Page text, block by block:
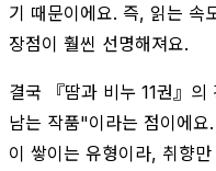
기 때문이에요. 즉, 읽는 속
장점이 훨씬 선명해져요.
결국 『땀과 비누 11권』
남는 작품"이라는 점이에
이 쌓이는 유형이라, 취향